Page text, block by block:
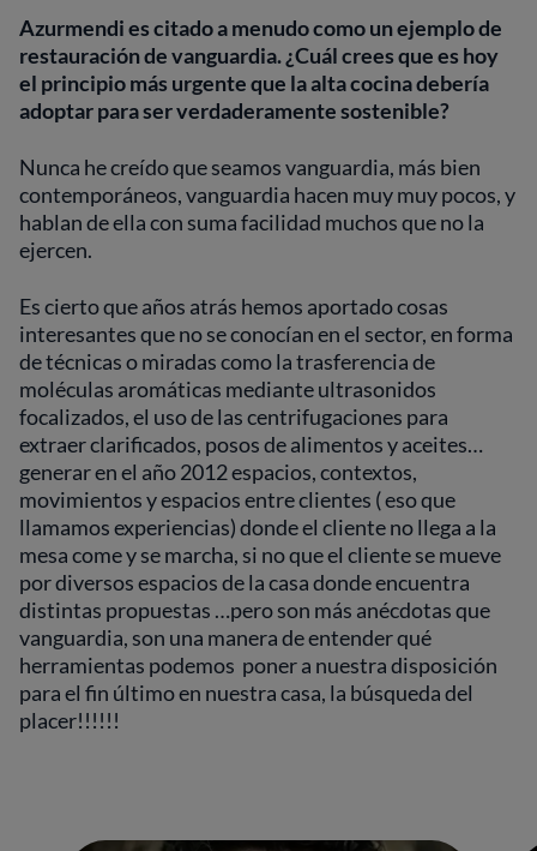
Azurmendi es citado a menudo como un ejemplo de
restauración de vanguardia. ¿Cuál crees que es hoy
el principio más urgente que la alta cocina debería
adoptar para ser verdaderamente sostenible?
Nunca he creído que seamos vanguardia, más bien
contemporáneos, vanguardia hacen muy muy pocos, y
hablan de ella con suma facilidad muchos que no la
ejercen.
Es cierto que años atrás hemos aportado cosas
interesantes que no se conocían en el sector, en forma
de técnicas o miradas como la trasferencia de
moléculas aromáticas mediante ultrasonidos
focalizados, el uso de las centrifugaciones para
extraer clarificados, posos de alimentos y aceites…
generar en el año 2012 espacios, contextos,
movimientos y espacios entre clientes ( eso que
llamamos experiencias) donde el cliente no llega a la
mesa come y se marcha, si no que el cliente se mueve
por diversos espacios de la casa donde encuentra
distintas propuestas …pero son más anécdotas que
vanguardia, son una manera de entender qué
herramientas podemos poner a nuestra disposición
para el fin último en nuestra casa, la búsqueda del
placer!!!!!!